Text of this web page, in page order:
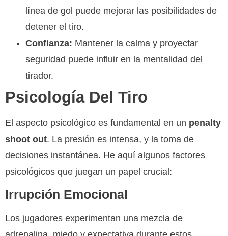
línea de gol puede mejorar las posibilidades de
detener el tiro.
Confianza: Mantener la calma y proyectar
seguridad puede influir en la mentalidad del
tirador.
Psicología Del Tiro
El aspecto psicológico es fundamental en un penalty
shoot out. La presión es intensa, y la toma de
decisiones instantánea. He aquí algunos factores
psicológicos que juegan un papel crucial:
Irrupción Emocional
Los jugadores experimentan una mezcla de